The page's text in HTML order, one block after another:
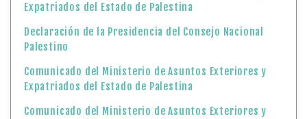
Expatriados del Estado de Palestina
Declaración de la Presidencia del Consejo Nacional
Palestino
Comunicado del Ministerio de Asuntos Exteriores y
Expatriados del Estado de Palestina
Comunicado del Ministerio de Asuntos Exteriores y